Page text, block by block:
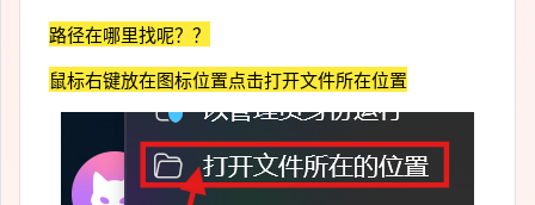
路径在哪里找呢？？
鼠标右键放在图标位置点击打开文件所在位置